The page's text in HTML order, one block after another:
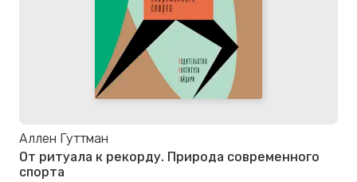
Аллен Гуттман
От ритуала к рекорду. Природа современного
спорта